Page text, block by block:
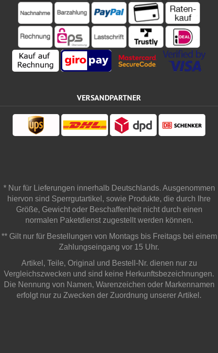
VERSANDPARTNER
* Nur für Lieferungen innerhalb Deutschlands. Ausgenommen
hiervon sind Sperrgutartikel, sowie Produkte, die durch Ihre
Größe, Gewicht oder Beschaffenheit nicht durch einen
normalen Paketdienst zugestellt werden können.
** Gilt nur für Bestellungen von Montags bis Freitags bei einem
Zahlungseingang vor 15 Uhr.
Artikel, Teile, Original und Bestell-Nr. dienen nur zu
Vergleichszwecken und sind keine Herkunftsbezeichnungen.
Die Nennung von Namen, Warenzeichen oder Markennamen
erfolgt nur zu Zwecken der Zuordnung unserer Artikel.